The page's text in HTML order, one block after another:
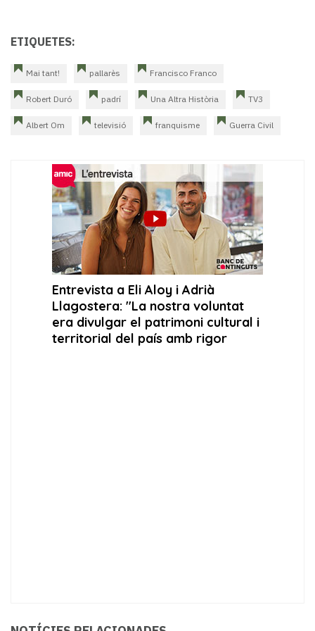
ETIQUETES:
Mai tant! pallarès Francisco Franco
Robert Duró padrí Una Altra Història TV3
Albert Om televisió franquisme Guerra Civil